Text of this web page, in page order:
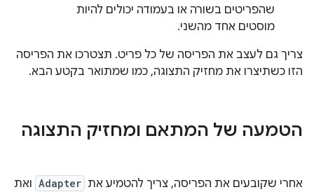
שהפריטים בשורה או בעמודה יכולים להיות
מוסטים אחד מהשני.
צריך גם לעצב את הפריסה של כל פריט. תצטרכו את הפריסה
הזו כשתיצרו את מחזיק התצוגה, כמו שמתואר בקטע הבא.
הטמעה של המתאם ומחזיק התצוגה
אחרי שקובעים את הפריסה, צריך להטמיע את Adapter ואת